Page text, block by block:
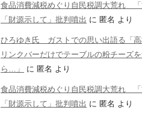
食品消費減税めぐり自民税調大荒れ 「
「財源示して」批判噴出 に 匿名 より
ひろゆき氏 ガストでの思い出語る「高
リンクバーだけでテーブルの粉チーズ
ら…」
に 匿名 より
食品消費減税めぐり自民税調大荒れ 「
「財源示して」批判噴出 に 匿名 より